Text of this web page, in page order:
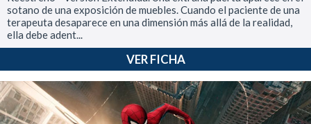
sotano de una exposición de muebles. Cuando el paciente de una
terapeuta desaparece en una dimensión más allá de la realidad,
ella debe adent...
VER FICHA